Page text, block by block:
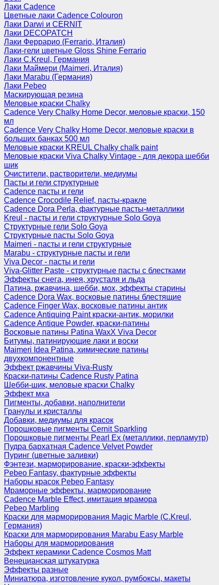
Лаки Cadence
Цветные лаки Cadence Colouron
Лаки Darwi и CERNIT
Лаки DECOPATCH
Лаки Феррарио (Ferrario, Италия)
Лаки-гели цветные Gloss Shine Ferrario
Лаки C.Kreul, Германия
Лаки Маймери (Maimeri, Италия)
Лаки Marabu (Германия)
Лаки Pebeo
Маскирующая резина
Меловые краски Chalky
Cadence Very Chalky Home Decor, меловые краски, 150
мл
Cadence Very Chalky Home Decor, меловые краски в
больших банках 500 мл
Меловые краски KREUL Chalky chalk paint
Меловые краски Viva Chalky Vintage - для декора шебби
шик
Очистители, растворители, медиумы
Пасты и гели структурные
Cadence пасты и гели
Cadence Crocodile Relief, пасты-кракле
Cadence Dora Perla, фактурные пасты-металлики
Kreul - пасты и гели структурные Solo Goya
Структурные гели Solo Goya
Структурные пасты Solo Goya
Maimeri - пасты и гели структурные
Marabu - структурные пасты и гели
Viva Decor - пасты и гели
Viva-Glitter Paste - структурные пасты с блестками
Эффекты снега, инея, хрусталя и льда
Патина, ржавчина, шебби, мох, эффекты старины
Cadence Dora Wax, восковые патины блестящие
Cadence Finger Wax, восковые патины антик
Сadence Antiquing Paint краски-антик, морилки
Cadence Antique Powder, краски-патины
Восковые патины Patina WaxX Viva Decor
Битумы, патинирующие лаки и воски
Maimeri Idea Patina, химические патины
двухкомпонентные
Эффект ржавчины Viva-Rusty
Краски-патины Cadence Rusty Patina
Шебби-шик, меловые краски Chalky
Эффект мха
Пигменты, добавки, наполнители
Гранулы и кристаллы
Добавки, медиумы для красок
Порошковые пигменты Cernit Sparkling
Порошковые пигменты Pearl Ex (металлики, перламутр)
Пудра бархатная Cadence Velvet Powder
Пуринг (цветные заливки)
Фэнтези, марморирование, краски-эффекты
Pebeo Fantasy, фактурные эффекты
Наборы красок Pebeo Fantasy
Мраморные эффекты, марморирование
Cadence Marble Effect, имитация мрамора
Pebeo Marbling
Краски для марморирования Magic Marble (C.Kreul,
Германия)
Краски для марморирования Marabu Easy Marble
Наборы для марморирования
Эффект керамики Cadence Cosmos Matt
Венецианская штукатурка
Эффекты разные
Миниатюра, изготовление кукол, румбоксы, макеты